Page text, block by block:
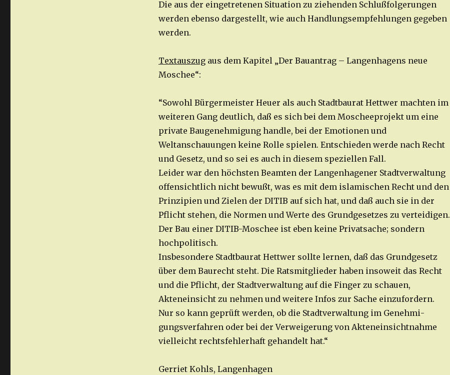
Die aus der eingetretenen Situation zu ziehenden Schlußfolgerungen
werden ebenso dargestellt, wie auch Handlungsempfehlungen gegeben
werden.
Textauszugaus dem Kapitel „Der Bauantrag – Langenhagens neue
Moschee“:
“Sowohl Bürgermeister Heuer als auch Stadtbaurat Hettwer machten im
weiteren Gang deutlich, daß es sich bei dem Moscheeprojekt um eine
private Bauge­nehmi­gung handle, bei der Emotionen und
Weltanschauungen keine Rolle spielen. Entschieden werde nach Recht
und Gesetz, und so sei es auch in diesem speziellen Fall.
Leider war den höchsten Beamten der Langenhagener Stadtverwaltung
offensichtlich nicht bewußt, was es mit dem islamischen Recht und den
Prinzipien und Zielen der DITIB auf sich hat, und daß auch sie in der
Pflicht stehen, die Normen und Werte des Grundgesetzes zu verteidigen.
Der Bau einer DITIB-Moschee ist eben keine Privat­sache; sondern
hochpolitisch.
Insbesondere Stadtbaurat Hettwer sollte lernen, daß das Grundgesetz
über dem Baurecht steht. Die Ratsmit­glieder haben insoweit das Recht
und die Pflicht, der Stadtverwaltung auf die Finger zu schauen,
Akteneinsicht zu nehmen und weitere Infos zur Sache einzufordern.
Nur so kann geprüft werden, ob die Stadtverwaltung im Genehmi­
gungsverfahren oder bei der Verweigerung von Akteneinsichtnahme
vielleicht rechtsfehlerhaft gehandelt hat.“
Gerriet Kohls, Langenhagen